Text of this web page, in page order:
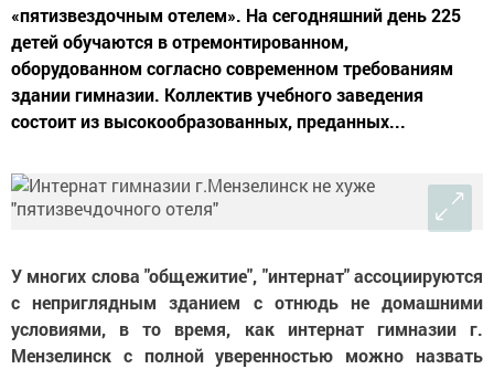
«пятизвездочным отелем». На сегодняшний день 225
детей обучаются в отремонтированном,
оборудованном согласно современном требованиям
здании гимназии. Коллектив учебного заведения
состоит из высокообразованных, преданных...
У многих слова "общежитие", "интернат" ассоциируются
с неприглядным зданием с отнюдь не домашними
условиями, в то время, как интернат гимназии г.
Мензелинск с полной уверенностью можно назвать